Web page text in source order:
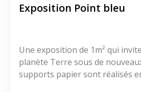
Exposition Point bleu
Une exposition de 1m² qui
planète Terre sous de
supports papier sont réalisés